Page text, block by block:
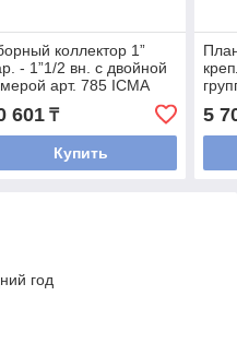
коллектор 1”
- 1”1/2 вн. с двойной
арт. 785 ICMA
601₸
Купить
5
год